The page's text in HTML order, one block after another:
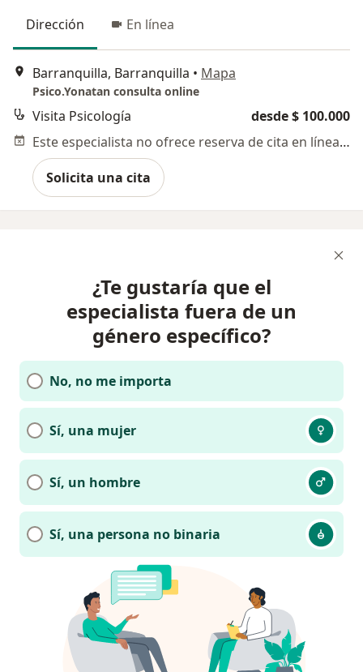
Dirección En línea
Barranquilla, Barranquilla • Mapa
Psico.Yonatan consulta online
Visita Psicología
desde $ 100.000
Este especialista no ofrece reserva de cita en línea en esta dirección.
Solicita una cita
¿Te gustaría que el
especialista fuera de un
género específico?
No, no me importa
Sí, una mujer
Sí, un hombre
Sí, una persona no binaria